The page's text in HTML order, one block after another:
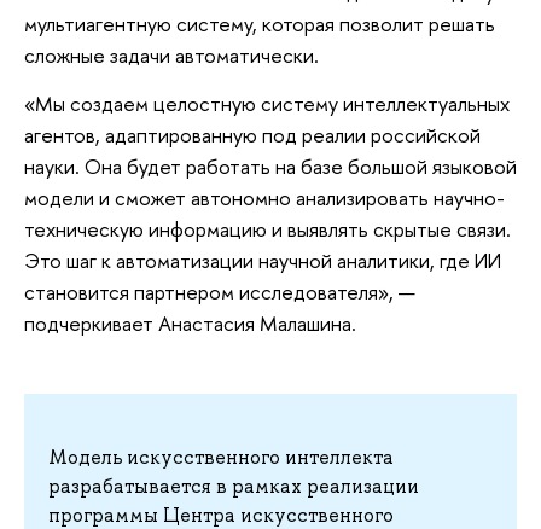
мультиагентную систему, которая позволит решать
сложные задачи автоматически.
«Мы создаем целостную систему интеллектуальных
агентов, адаптированную под реалии российской
науки. Она будет работать на базе большой языковой
модели и сможет автономно анализировать научно-
техническую информацию и выявлять скрытые связи.
Это шаг к автоматизации научной аналитики, где ИИ
становится партнером исследователя», —
подчеркивает Анастасия Малашина.
Модель искусственного интеллекта
разрабатывается в рамках реализации
программы Центра искусственного